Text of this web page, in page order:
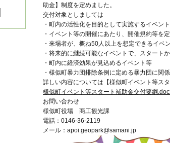
助金】制度を定めました。
交付対象としましては
・町内の活性化を目的として実施するイベント
・イベント等の開催にあたり、開催規約等を
・来場者が、概ね50人以上を想定できるイベ
・将来的に継続可能なイベントで、スタート
・町内に経済効果が見込めるイベント等
・様似町暴力団排除条例に定める暴力団に関
詳しい内容については【様似町イベント等ス
様似町イベント等スタート補助金交付要綱
お問い合わせ
様似町役場 商工観光課
電話：0146-36-2119
メール：apoi.geopark@samani.jp